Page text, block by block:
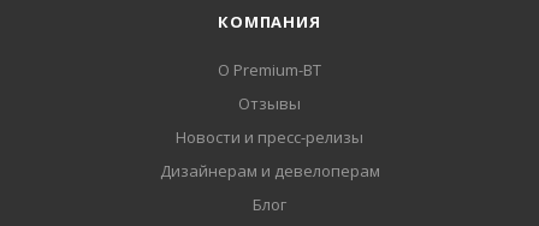
КОМПАНИЯ
О Premium-BT
Отзывы
Новости и пресс-релизы
Дизайнерам и девелоперам
Блог